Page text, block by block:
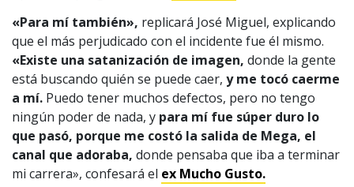
«Para mí también», replicará José Miguel, explicando
que el más perjudicado con el incidente fue él mismo.
«Existe una satanización de imagen, donde la gente
está buscando quién se puede caer, y me tocó caerme
a mí. Puedo tener muchos defectos, pero no tengo
ningún poder de nada, y para mí fue súper duro lo
que pasó, porque me costó la salida de Mega, el
canal que adoraba, donde pensaba que iba a terminar
mi carrera», confesará el ex Mucho Gusto.